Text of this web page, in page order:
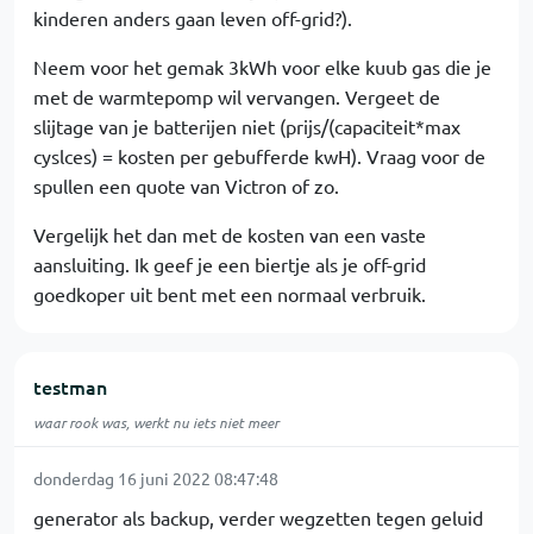
kinderen anders gaan leven off-grid?).
Neem voor het gemak 3kWh voor elke kuub gas die je
met de warmtepomp wil vervangen. Vergeet de
slijtage van je batterijen niet (prijs/(capaciteit*max
cyslces) = kosten per gebufferde kwH). Vraag voor de
spullen een quote van Victron of zo.
Vergelijk het dan met de kosten van een vaste
aansluiting. Ik geef je een biertje als je off-grid
goedkoper uit bent met een normaal verbruik.
testman
waar rook was, werkt nu iets niet meer
donderdag 16 juni 2022 08:47:48
generator als backup, verder wegzetten tegen geluid